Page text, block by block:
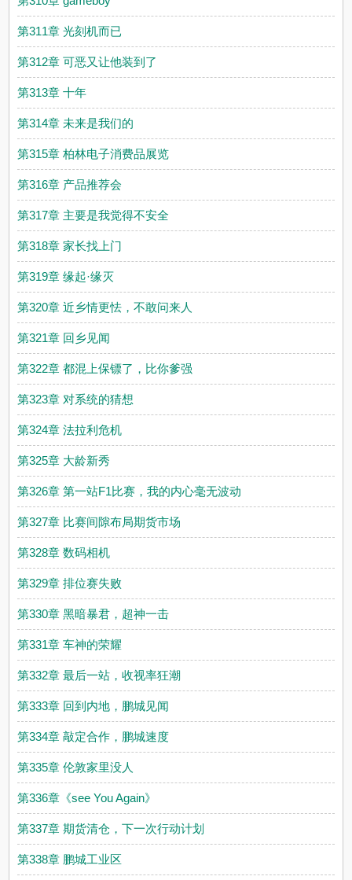
第311章 光刻机而已
第312章 可恶又让他装到了
第313章 十年
第314章 未来是我们的
第315章 柏林电子消费品展览
第316章 产品推荐会
第317章 主要是我觉得不安全
第318章 家长找上门
第319章 缘起·缘灭
第320章 近乡情更怯，不敢问来人
第321章 回乡见闻
第322章 都混上保镖了，比你爹强
第323章 对系统的猜想
第324章 法拉利危机
第325章 大龄新秀
第326章 第一站F1比赛，我的内心毫无波动
第327章 比赛间隙布局期货市场
第328章 数码相机
第329章 排位赛失败
第330章 黑暗暴君，超神一击
第331章 车神的荣耀
第332章 最后一站，收视率狂潮
第333章 回到内地，鹏城见闻
第334章 敲定合作，鹏城速度
第335章 伦敦家里没人
第336章《see You Again》
第337章 期货清仓，下一次行动计划
第338章 鹏城工业区